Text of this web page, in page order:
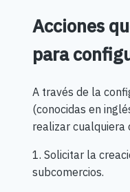
Acciones
para
A través de la
(conocidas en
realizar cualquiera
1. Solicitar la
subcomercios.